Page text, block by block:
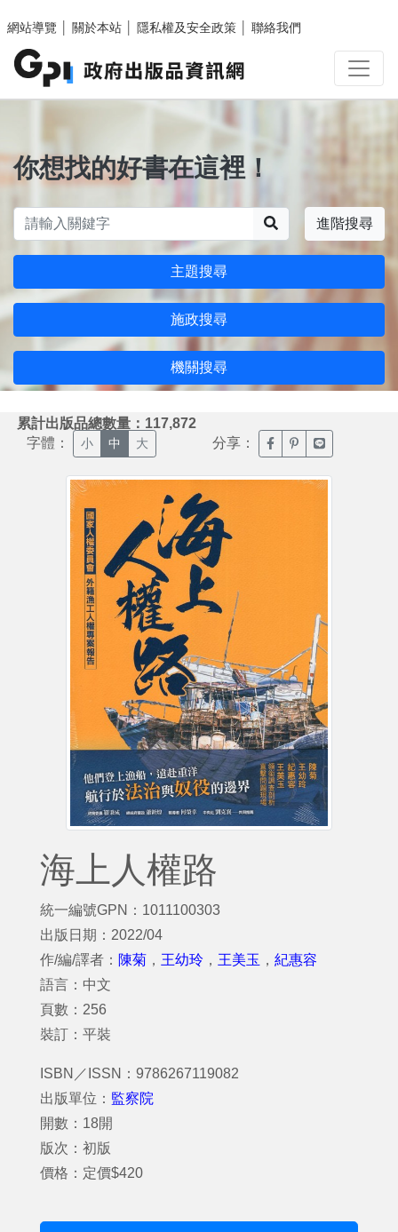
網站導覽
關於本站 隱私權及安全政策 聯絡我們
你想找的好書在這裡！
進階搜尋
主題搜尋
施政搜尋
機關搜尋
累計出版品總數量：117,872
字體： 小 中 大 分享： 臉書分享(另開新視窗)
噗浪分享(另開新
Line分享(另
海上人權路
統一編號GPN：1011100303
出版日期：2022/04
作/編/譯者： 陳菊 ， 王幼玲 ， 王美玉 ， 紀惠容
語言：中文
頁數：256
裝訂：平裝
ISBN／ISSN：9786267119082
出版單位： 監察院
開數：18開
版次：初版
價格：定價$420